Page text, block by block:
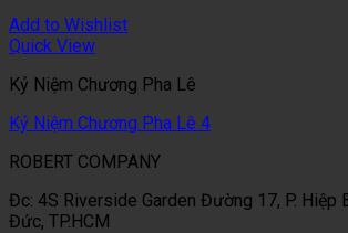
Add to Wishlist
Quick View
Kỷ Niệm Chương Pha Lê
Kỷ Niệm Chương Pha Lê 4
ROBERT COMPANY
Đc: 4S Riverside Garden Đường 17, P. Hiệp
Đức, TP.HCM